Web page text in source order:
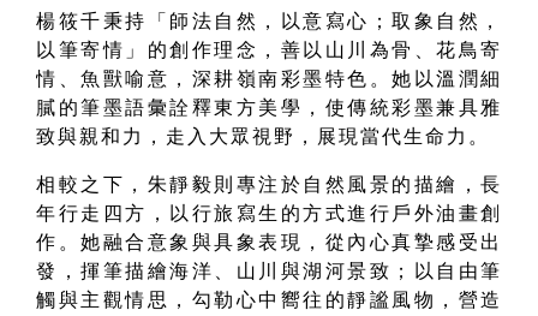
楊筱千秉持「師法自然，以意寫心；取象自然，
以筆寄情」的創作理念，善以山川為骨、花鳥寄
情、魚獸喻意，深耕嶺南彩墨特色。她以溫潤細
膩的筆墨語彙詮釋東方美學，使傳統彩墨兼具雅
致與親和力，走入大眾視野，展現當代生命力。
相較之下，朱靜毅則專注於自然風景的描繪，長
年行走四方，以行旅寫生的方式進行戶外油畫創
作。她融合意象與具象表現，從內心真摯感受出
發，揮筆描繪海洋、山川與湖河景致；以自由筆
觸與主觀情思，勾勒心中嚮往的靜謐風物，營造